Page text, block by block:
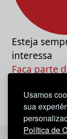
Usamos
sua
Política de
Esteja
interessa
Faça parte